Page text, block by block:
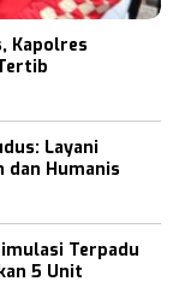
Kapolres
Layani
dan Humanis
Terpadu
5 Unit